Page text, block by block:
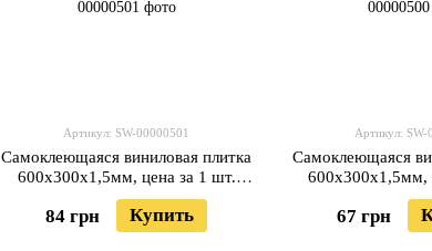
Артикул: SW-00000501
Самоклеющаяся виниловая плитка
600х300х1,5мм, цена за 1 шт.
(СВП-112) Глянец SW-00000501
84 грн Купить
Артикул: SW-
Самоклеющаяся
600х300х1,5мм,
(СВП-111) Глянец
67 грн